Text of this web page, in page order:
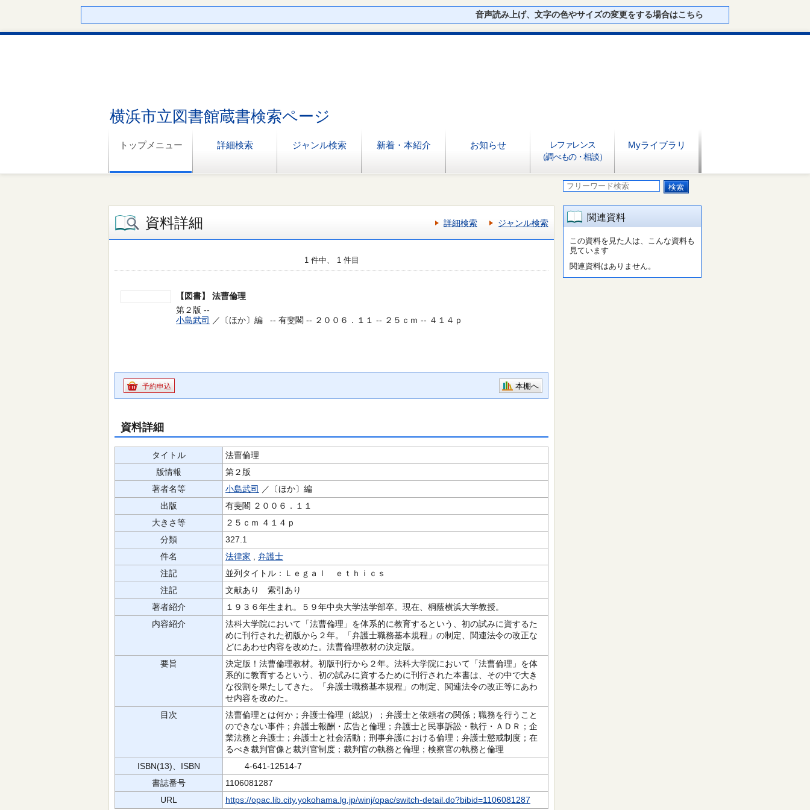
音声読み上げ、文字の色やサイズの変更をする場合はこちら
横浜市立図書館蔵書検索ページ
トップメニュー 詳細検索 ジャンル検索 新着・本紹介 お知らせ
レファレンス
（調べもの・相談）
Myライブラリ
資料詳細 詳細検索 ジャンル検索
1 件中、 1 件目
【図書】
法曹倫理
第２版 --
小島武司 ／〔ほか〕編 -- 有斐閣 -- ２００６．１１ -- ２５ｃｍ -- ４１４ｐ
予約申込 本棚へ
資料詳細
タイトル
法曹倫理
版情報
第２版
著者名等
小島武司 ／〔ほか〕編
出版
有斐閣 ２００６．１１
大きさ等
２５ｃｍ ４１４ｐ
分類
327.1
件名
法律家 , 弁護士
注記
並列タイトル：Ｌｅｇａｌ ｅｔｈｉｃｓ
注記
文献あり 索引あり
著者紹介
１９３６年生まれ。５９年中央大学法学部卒。現在、桐蔭横浜大学教授。
内容紹介
法科大学院において「法曹倫理」を体系的に教育するという、初の試みに資するた
めに刊行された初版から２年。「弁護士職務基本規程」の制定、関連法令の改正な
どにあわせ内容を改めた。法曹倫理教材の決定版。
要旨
決定版！法曹倫理教材。初版刊行から２年。法科大学院において「法曹倫理」を体
系的に教育するという、初の試みに資するために刊行された本書は、その中で大き
な役割を果たしてきた。「弁護士職務基本規程」の制定、関連法令の改正等にあわ
せ内容を改めた。
目次
法曹倫理とは何か；弁護士倫理（総説）；弁護士と依頼者の関係；職務を行うこと
のできない事件；弁護士報酬・広告と倫理；弁護士と民事訴訟・執行・ＡＤＲ；企
業法務と弁護士；弁護士と社会活動；刑事弁護における倫理；弁護士懲戒制度；在
るべき裁判官像と裁判官制度；裁判官の執務と倫理；検察官の執務と倫理
ISBN(13)、ISBN
4-641-12514-7
書誌番号
1106081287
URL
https://opac.lib.city.yokohama.lg.jp/winj/opac/switch-detail.do?bibid=1106081287
関連資料
この資料を見た人は、こんな資料も
見ています
関連資料はありません。